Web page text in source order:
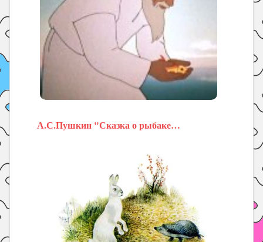
А.С.Пушкин "Сказка о рыбаке…